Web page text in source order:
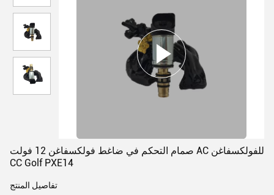
صمام التحكم في ضاغط فولكسفاغن 12 فولت AC للفولكسفاغن
CC Golf PXE14
تفاصيل المنتج